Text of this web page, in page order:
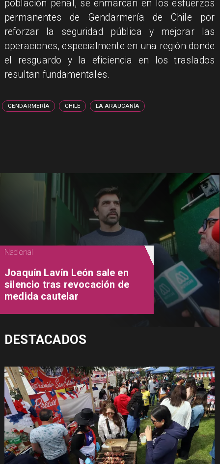
población penal, se enmarcan en los esfuerzos
permanentes de Gendarmería de Chile por
reforzar la seguridad pública y mejorar las
operaciones, especialmente en una región donde
el resguardo y la eficiencia en los traslados
resultan fundamentales.
GENDARMERÍA CHILE LA ARAUCANÍA
Nacional
Joaquín Lavín León sale en
silencio tras revocación de
medida cautelar
DESTACADOS